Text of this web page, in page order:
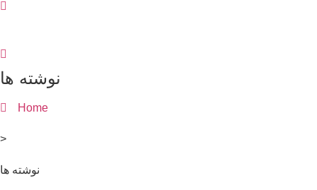
نوشته ها
Home
>
نوشته ها